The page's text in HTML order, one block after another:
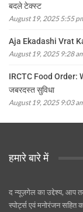
बदले टेक्स्ट
August 19, 2025 5:55
Aja Ekadashi Vrat
August 19, 2025 9:28
IRCTC Food Order:
जबरदस्त सुविधा
August 19, 2025 9:03
हमारे बारे में
द न्यूज़गेल का उद्देश्य, आप
स्पोर्ट्स एवं मनोरंजन